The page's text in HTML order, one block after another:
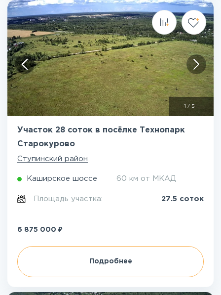
/ 5
Участок 28 соток в посёлке Технопарк
Старокурово
Ступинский район
Каширское шоссе 60 км от МКАД
Площадь участка: 27.5 соток
6 875 000 ₽
Подробнее